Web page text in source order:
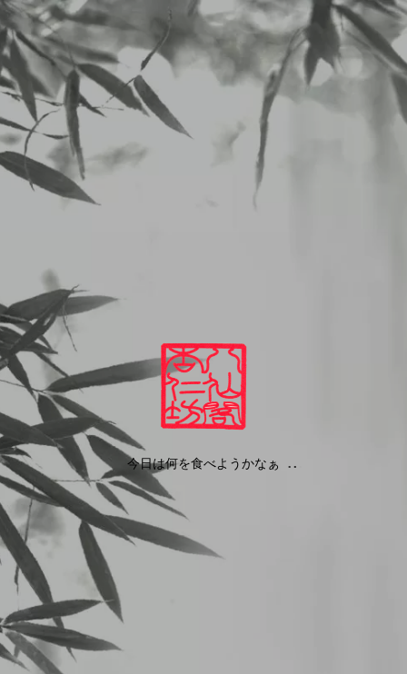
今日は何を食べようかなぁ
二子玉川 中華料理 杏仁坊
2026/05/11から5/16のランチメニュー